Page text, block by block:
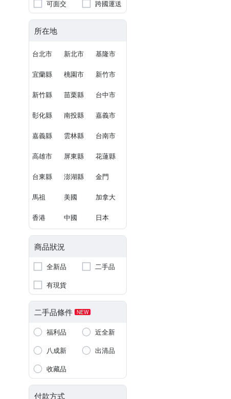
可面交 跨國運送
所在地
台北市 新北市 基隆市
宜蘭縣 桃園市 新竹市
新竹縣 苗栗縣 台中市
彰化縣 南投縣 嘉義市
嘉義縣 雲林縣 台南市
高雄市 屏東縣 花蓮縣
台東縣 澎湖縣 金門
馬祖 美國 加拿大
香港 中國 日本
商品狀況
全新品
二手品
有現貨
二手品條件 NEW
福利品
近全新
八成新
出清品
收藏品
付款方式